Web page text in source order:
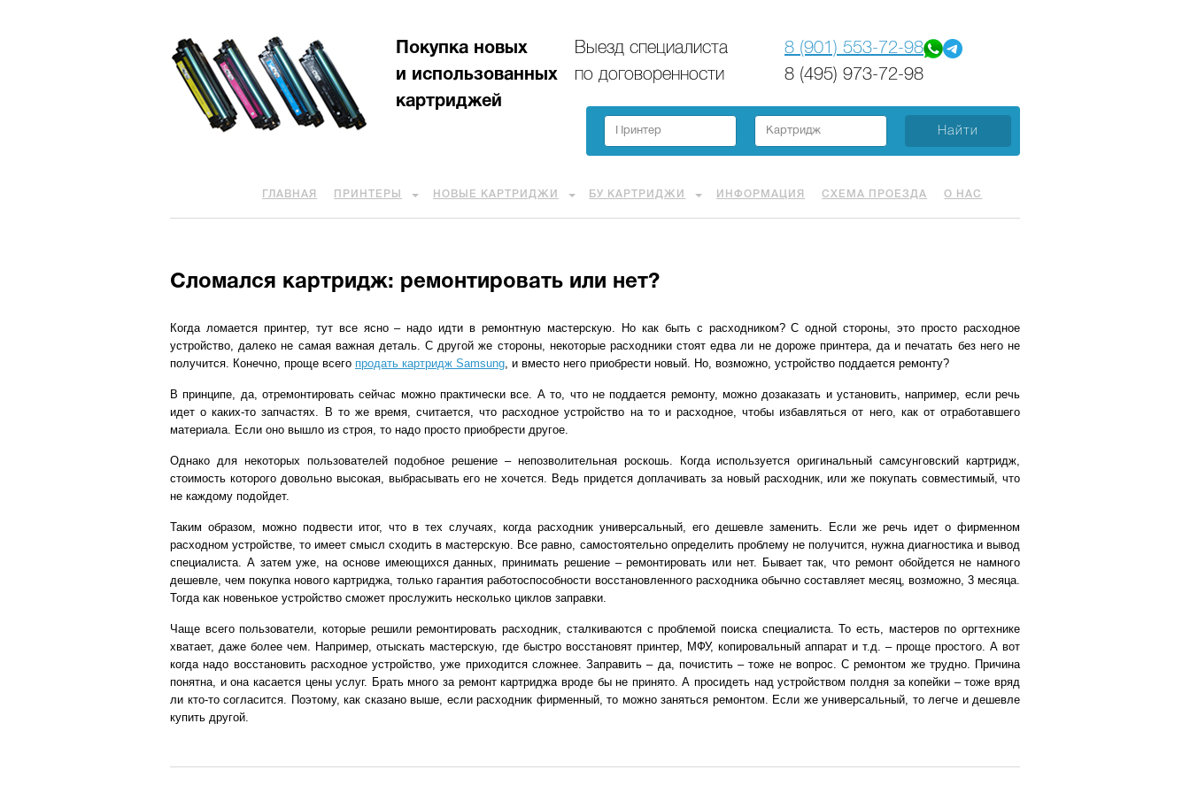
Покупка новых
и использованных
картриджей
Выезд специалиста
по договоренности
8 (901) 553-72-98
8 (495) 973-72-98
ГЛАВНАЯ ПРИНТЕРЫ НОВЫЕ КАРТРИДЖИ БУ КАРТРИДЖИ ИНФОРМАЦИЯ СХЕМА ПРОЕЗДА О НАС
Сломался картридж: ремонтировать или нет?
Когда ломается принтер, тут все ясно – надо идти в ремонтную мастерскую. Но как быть с расходником? С одной стороны, это просто расходное
устройство, далеко не самая важная деталь. С другой же стороны, некоторые расходники стоят едва ли не дороже принтера, да и печатать без него не
получится. Конечно, проще всего продать картридж Samsung, и вместо него приобрести новый. Но, возможно, устройство поддается ремонту?
В принципе, да, отремонтировать сейчас можно практически все. А то, что не поддается ремонту, можно дозаказать и установить, например, если речь
идет о каких-то запчастях. В то же время, считается, что расходное устройство на то и расходное, чтобы избавляться от него, как от отработавшего
материала. Если оно вышло из строя, то надо просто приобрести другое.
Однако для некоторых пользователей подобное решение – непозволительная роскошь. Когда используется оригинальный самсунговский картридж,
стоимость которого довольно высокая, выбрасывать его не хочется. Ведь придется доплачивать за новый расходник, или же покупать совместимый, что
не каждому подойдет.
Таким образом, можно подвести итог, что в тех случаях, когда расходник универсальный, его дешевле заменить. Если же речь идет о фирменном
расходном устройстве, то имеет смысл сходить в мастерскую. Все равно, самостоятельно определить проблему не получится, нужна диагностика и вывод
специалиста. А затем уже, на основе имеющихся данных, принимать решение – ремонтировать или нет. Бывает так, что ремонт обойдется не намного
дешевле, чем покупка нового картриджа, только гарантия работоспособности восстановленного расходника обычно составляет месяц, возможно, 3 месяца.
Тогда как новенькое устройство сможет прослужить несколько циклов заправки.
Чаще всего пользователи, которые решили ремонтировать расходник, сталкиваются с проблемой поиска специалиста. То есть, мастеров по оргтехнике
хватает, даже более чем. Например, отыскать мастерскую, где быстро восстановят принтер, МФУ, копировальный аппарат и т.д. – проще простого. А вот
когда надо восстановить расходное устройство, уже приходится сложнее. Заправить – да, почистить – тоже не вопрос. С ремонтом же трудно. Причина
понятна, и она касается цены услуг. Брать много за ремонт картриджа вроде бы не принято. А просидеть над устройством полдня за копейки – тоже вряд
ли кто-то согласится. Поэтому, как сказано выше, если расходник фирменный, то можно заняться ремонтом. Если же универсальный, то легче и дешевле
купить другой.